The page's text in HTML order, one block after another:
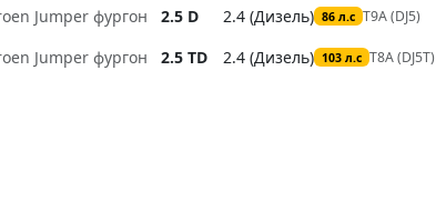
Jumper фургон 2.5 D 2.4 (Дизель) 86 л.с T9A (DJ5)
Jumper фургон 2.5 TD 2.4 (Дизель) 103 л.с T8A (DJ5T)